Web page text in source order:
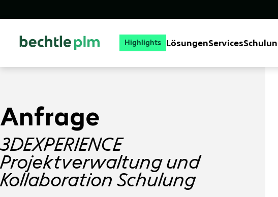
Highlights LösungenServices
Anfrage
3DEXPERIENCE
Projektverwaltung und
Kollaboration Schulung